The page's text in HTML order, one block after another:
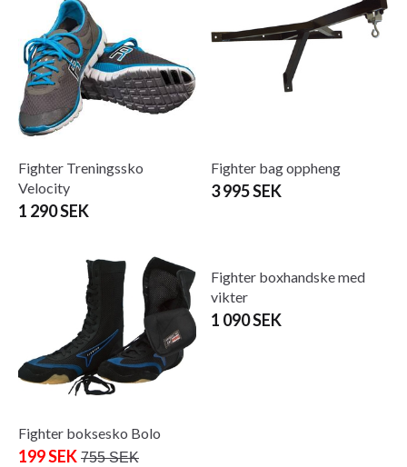
Fighter Treningssko
Velocity
1 290 SEK
Fighter bag oppheng
3 995 SEK
Fighter boksesko Bolo
199 SEK 755 SEK